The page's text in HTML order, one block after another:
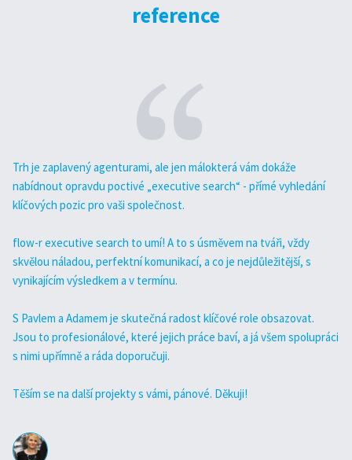
reference
Trh je zaplavený agenturami, ale jen málokterá vám dokáže
nabídnout opravdu poctivé „executive search“ - přímé vyhledání
klíčových pozic pro vaši společnost.
flow-r executive search to umí! A to s úsměvem na tváři, vždy
skvělou náladou, perfektní komunikací, a co je nejdůležitější, s
vynikajícím výsledkem a v termínu.
S Pavlem a Adamem je skutečná radost klíčové role obsazovat.
Jsou to profesionálové, které jejich práce baví, a já všem spolupráci
s nimi upřímně a ráda doporučuji.
Těším se na další projekty s vámi, pánové. Děkuji!